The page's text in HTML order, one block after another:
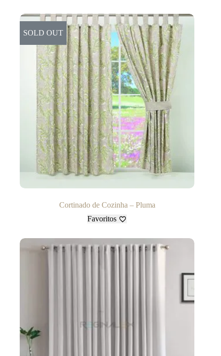
SOLD OUT
Cortinado de Cozinha – Pluma
Favoritos